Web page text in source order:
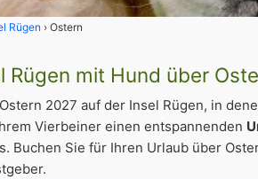
Rügen Ostern
Rügen mit Hund über
2027 auf der Insel Rügen, in
Vierbeiner einen entspannenden
Buchen Sie für Ihren Urlaub über